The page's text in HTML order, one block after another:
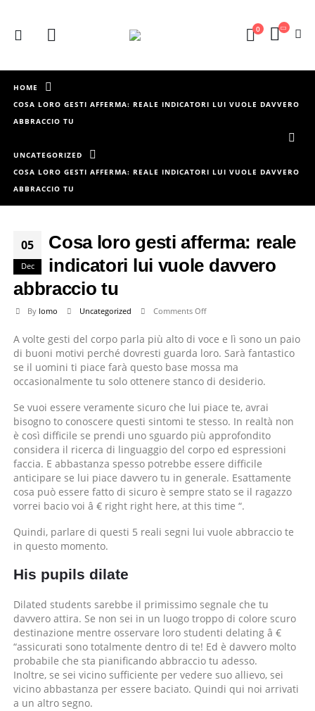
0
HOME
COSA LORO GESTI AFFERMA: REALE INDICATORI LUI VUOLE DAVVERO
ABBRACCIO TU
UNCATEGORIZED
COSA LORO GESTI AFFERMA: REALE INDICATORI LUI VUOLE DAVVERO
ABBRACCIO TU
05
Dec
Cosa loro gesti afferma: reale
indicatori lui vuole davvero
abbraccio tu
By lomo Uncategorized Comments Offon
loro
gesti
afferma:
reale
lui
vuole
davvero
abbraccio
tu
A volte gesti del corpo parla più alto di voce e lì sono un paio
di buoni motivi perché dovresti guarda loro. Sarà fantastico
se il uomini ti piace farà questo base mossa ma
occasionalmente tu solo ottenere stanco di desiderio.
Se vuoi essere veramente sicuro che lui piace te, avrai
bisogno to conoscere questi sintomi te stesso. In realtà non
è così difficile se prendi uno sguardo più approfondito
considera il ricerca di linguaggio del corpo ed espressioni
faccia. E abbastanza spesso potrebbe essere difficile
anticipare se lui piace davvero tu in generale. Esattamente
cosa può essere fatto di sicuro è sempre stato se il ragazzo
vorrei bacio voi â € right right here, at this time “.
Quindi, parlare di questi 5 reali segni lui vuole abbraccio te
in questo momento.
His pupils dilate
Dilated students sarebbe il primissimo segnale che tu
davvero attira. Se non sei in un luogo troppo di colore scuro
destinazione mentre osservare loro studenti delating â €
“assicurati sono totalmente dentro di te! Ed è davvero molto
probabile che sta pianificando abbraccio tu adesso.
Inoltre, se sei vicino sufficiente per vedere suo allievo, sei
vicino abbastanza per essere baciato. Quindi qui noi arrivati
​​a un altro segno.